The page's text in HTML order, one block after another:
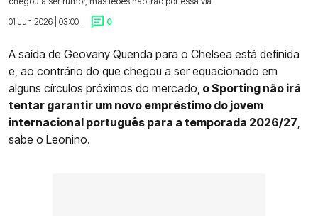
01 Jun 2026 | 03:00 |
0
A saída de Geovany Quenda para o Chelsea está definida
e, ao contrário do que chegou a ser equacionado em
alguns círculos próximos do mercado, o Sporting não irá
tentar garantir um novo empréstimo do jovem
internacional português para a temporada 2026/27,
sabe o Leonino.